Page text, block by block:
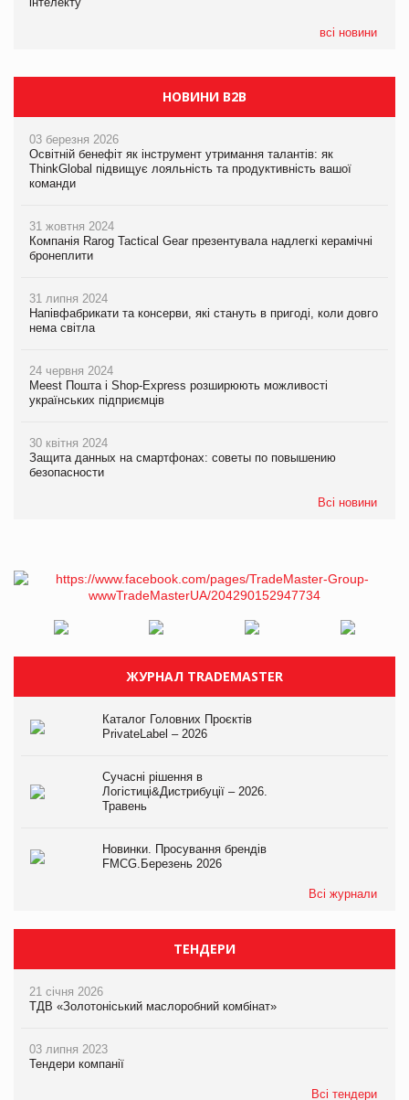
всі новини
НОВИНИ B2B
03 березня 2026
Освітній бенефіт як інструмент утримання талантів: як
ThinkGlobal підвищує лояльність та продуктивність вашої
команди
31 жовтня 2024
Компанія Rarog Tactical Gear презентувала надлегкі керамічні
бронеплити
31 липня 2024
Напівфабрикати та консерви, які стануть в пригоді, коли довго
нема світла
24 червня 2024
Meest Пошта і Shop-Express розширюють можливості
українських підприємців
30 квітня 2024
Защита данных на смартфонах: советы по повышению
безопасности
Всі новини
ЖУРНАЛ TRADEMASTER
Каталог Головних Проєктів
PrivateLabel – 2026
Сучасні рішення в
Логістиці&Дистрибуції – 2026.
Травень
Новинки. Просування брендів
FMCG.Березень 2026
Всі журнали
ТЕНДЕРИ
21 січня 2026
ТДВ «Золотоніський маслоробний комбінат»
03 липня 2023
Тендери компанії
Всі тендери